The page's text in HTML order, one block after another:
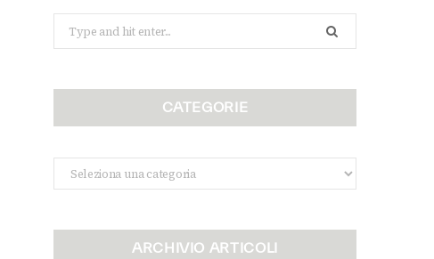
for:
CATEGORIE
Categorie
ARCHIVIO ARTICOLI